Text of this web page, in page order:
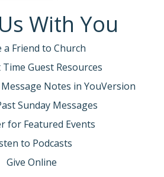
With You
a Friend to Church
Time Guest Resources
Notes in YouVersion
Sunday Messages
for Featured Events
to Podcasts
Give Online